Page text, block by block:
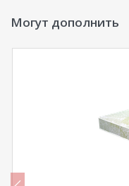
Могут дополнить